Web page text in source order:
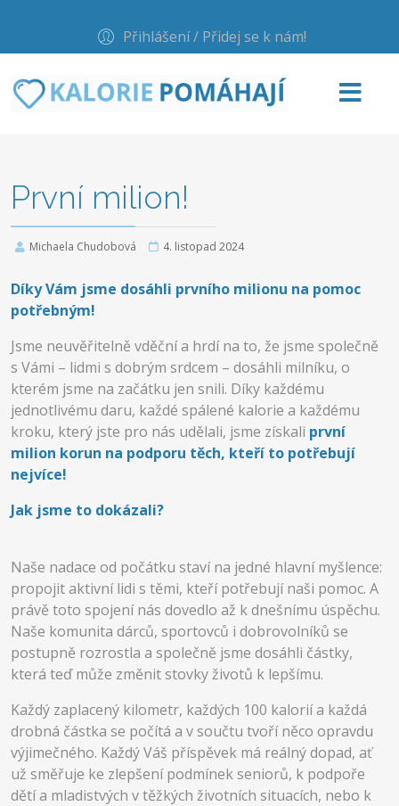
Přihlášení / Přidej se k nám!
První milion!
Michaela Chudobová 4. listopad 2024
Díky Vám jsme dosáhli prvního milionu na pomoc
potřebným!
Jsme neuvěřitelně vděční a hrdí na to, že jsme společně
s Vámi – lidmi s dobrým srdcem – dosáhli milníku, o
kterém jsme na začátku jen snili. Díky každému
jednotlivému daru, každé spálené kalorie a každému
kroku, který jste pro nás udělali, jsme získali první
milion korun na podporu těch, kteří to potřebují
nejvíce!
Jak jsme to dokázali?
Naše nadace od počátku staví na jedné hlavní myšlence:
propojit aktivní lidi s těmi, kteří potřebují naši pomoc. A
právě toto spojení nás dovedlo až k dnešnímu úspěchu.
Naše komunita dárců, sportovců i dobrovolníků se
postupně rozrostla a společně jsme dosáhli částky,
která teď může změnit stovky životů k lepšímu.
Každý zaplacený kilometr, každých 100 kalorií a každá
drobná částka se počítá a v součtu tvoří něco opravdu
výjimečného. Každý Váš příspěvek má reálný dopad, ať
už směřuje ke zlepšení podmínek seniorů, k podpoře
dětí a mladistvých v těžkých životních situacích, nebo k